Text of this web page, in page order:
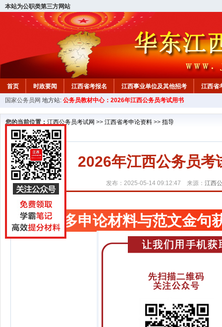
本站为公职类第三方网站
首页 时政要闻 江西省考报名 江西事业单位及其他招考 江西省
教材中心
国家公务员网 地方站: 公务员教材中心：2026年江西公务员考试用书
您的当前位置： 江西公务员考试网 >> 江西省考申论资料 >> 指导
2026年江西公务员
发布：2025-05-14 09:12:47 来源： 江西
更多申论材料与范文金句